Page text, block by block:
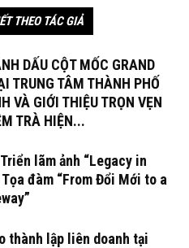
THEO TÁC GIẢ
DẤU CỘT MỐC GRAND
TRUNG TÂM THÀNH PHỐ
VÀ GIỚI THIỆU TRỌN VẸN
TRÀ HIỆN...
lãm ảnh “Legacy in
đàm “From Đổi Mới to a
thành lập liên doanh tại